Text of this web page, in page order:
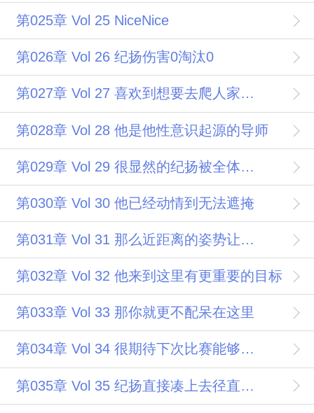
第025章 Vol 25 NiceNice
第026章 Vol 26 纪扬伤害0淘汰0
第027章 Vol 27 喜欢到想要去爬人家的床底
第028章 Vol 28 他是他性意识起源的导师
第029章 Vol 29 很显然的纪扬被全体青训生孤立了
第030章 Vol 30 他已经动情到无法遮掩
第031章 Vol 31 那么近距离的姿势让人毫不怀疑他们下一刻会接吻
第032章 Vol 32 他来到这里有更重要的目标
第033章 Vol 33 那你就更不配呆在这里
第034章 Vol 34 很期待下次比赛能够和你对狙
第035章 Vol 35 纪扬直接凑上去径直吻上了景牧野的喉结